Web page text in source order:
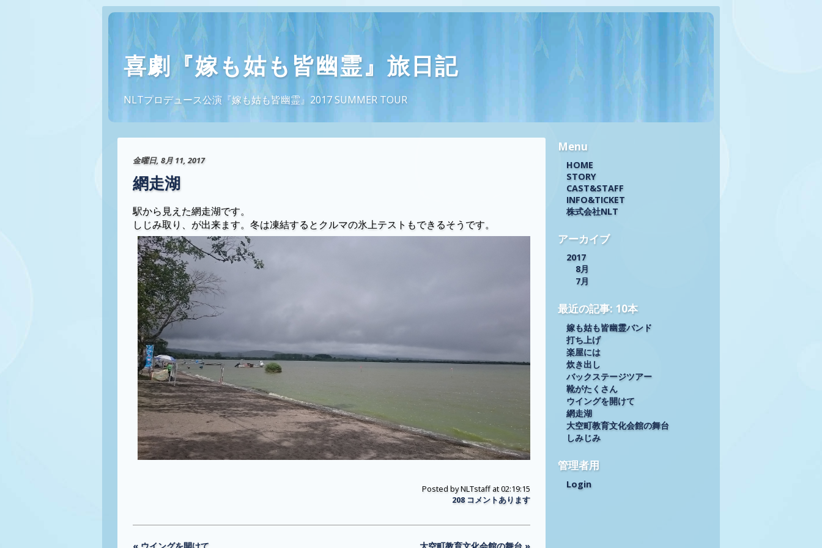
喜劇『嫁も姑も皆幽霊』旅日記
NLTプロデュース公演『嫁も姑も皆幽霊』2017 SUMMER TOUR
金曜日, 8月 11, 2017
網走湖
駅から見えた網走湖です。
しじみ取り、が出来ます。冬は凍結するとクルマの氷上テストもできるそうです。
Posted byNLTstaff at 02:19:15
208 コメントあります
大空町教育文化会館の舞台 »
« ウイングを開けて
Menu
HOME
STORY
CAST&STAFF
INFO&TICKET
株式会社NLT
アーカイブ
2017
8月
7月
最近の記事: 10本
嫁も姑も皆幽霊バンド
打ち上げ
楽屋には
炊き出し
バックステージツアー
靴がたくさん
ウイングを開けて
網走湖
大空町教育文化会館の舞台
しみじみ
管理者用
Login